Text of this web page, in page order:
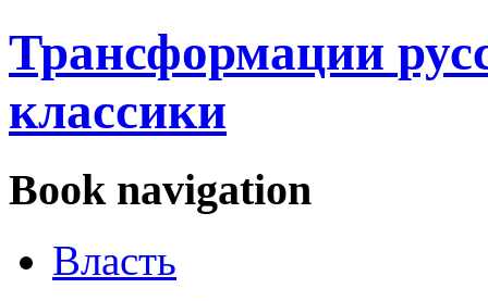
Трансформации
классики
Book navigation
Власть